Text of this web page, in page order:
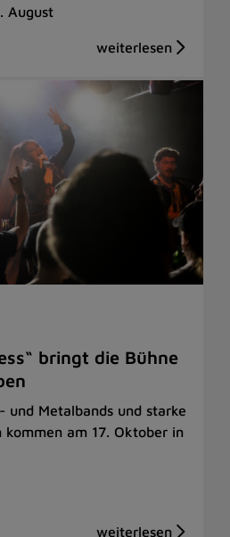
August
bringt die Bühne
und Metalbands und starke
kommen am 17. Oktober in